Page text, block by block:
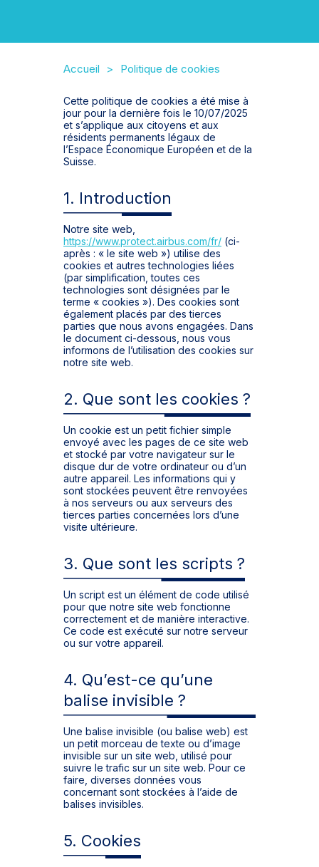
Accueil Politique de cookies
Cette politique de cookies a été mise à
jour pour la dernière fois le 10/07/2025
et s’applique aux citoyens et aux
résidents permanents légaux de
l’Espace Économique Européen et de la
Suisse.
1. Introduction
Notre site web,
https://www.protect.airbus.com/fr/ (ci-
après : « le site web ») utilise des
cookies et autres technologies liées
(par simplification, toutes ces
technologies sont désignées par le
terme « cookies »). Des cookies sont
également placés par des tierces
parties que nous avons engagées. Dans
le document ci-dessous, nous vous
informons de l’utilisation des cookies sur
notre site web.
2. Que sont les cookies ?
Un cookie est un petit fichier simple
envoyé avec les pages de ce site web
et stocké par votre navigateur sur le
disque dur de votre ordinateur ou d’un
autre appareil. Les informations qui y
sont stockées peuvent être renvoyées
à nos serveurs ou aux serveurs des
tierces parties concernées lors d’une
visite ultérieure.
3. Que sont les scripts ?
Un script est un élément de code utilisé
pour que notre site web fonctionne
correctement et de manière interactive.
Ce code est exécuté sur notre serveur
ou sur votre appareil.
4. Qu’est-ce qu’une
balise invisible ?
Une balise invisible (ou balise web) est
un petit morceau de texte ou d’image
invisible sur un site web, utilisé pour
suivre le trafic sur un site web. Pour ce
faire, diverses données vous
concernant sont stockées à l’aide de
balises invisibles.
5. Cookies